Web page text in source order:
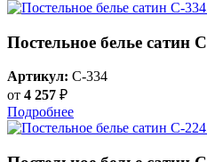
Постельное белье сатин
Артикул: C-334
от 4 257 ₽
Подробнее